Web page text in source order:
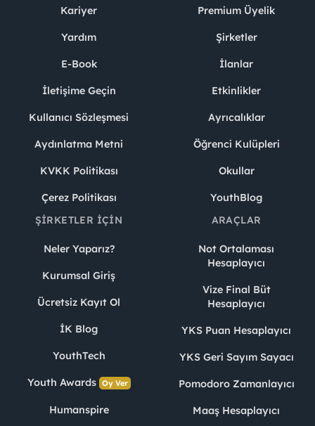
Kariyer
Yardım
E-Book
İletişime Geçin
Kullanıcı Sözleşmesi
Aydınlatma Metni
KVKK Politikası
Çerez Politikası
Premium Üyelik
Şirketler
İlanlar
Etkinlikler
Ayrıcalıklar
Öğrenci Kulüpleri
Okullar
YouthBlog
ŞIRKETLER İÇIN
Neler Yaparız?
Kurumsal Giriş
Ücretsiz Kayıt Ol
İK Blog
YouthTech
Youth Awards Oy Ver
Humanspire
ARAÇLAR
Not Ortalaması
Hesaplayıcı
Vize Final Büt
Hesaplayıcı
YKS Puan Hesaplayıcı
YKS Geri Sayım Sayacı
Pomodoro Zamanlayıcı
Maaş Hesaplayıcı